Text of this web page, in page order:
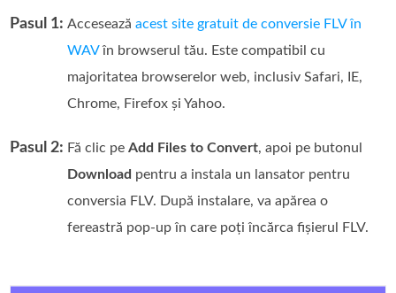
Pasul 1: Acceseazăacest site gratuit de conversie FLV în
WAVîn browserul tău. Este compatibil cu
majoritatea browserelor web, inclusiv Safari, IE,
Chrome, Firefox și Yahoo.
Pasul 2: Fă clic peAdd Files to Convert, apoi pe butonul
Download pentru a instala un lansator pentru
conversia FLV. După instalare, va apărea o
fereastră pop-up în care poți încărca fișierul FLV.